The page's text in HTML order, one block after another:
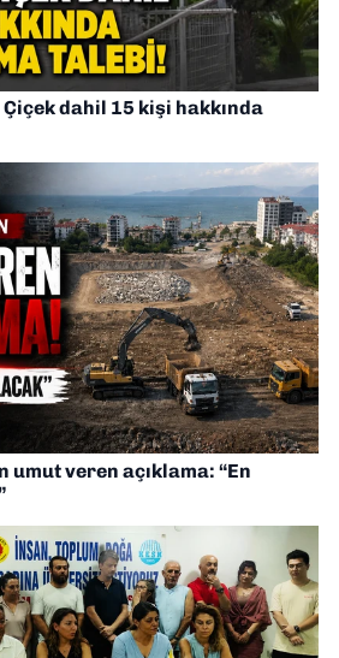
Çiçek dahil 15 kişi hakkında
umut veren açıklama: “En